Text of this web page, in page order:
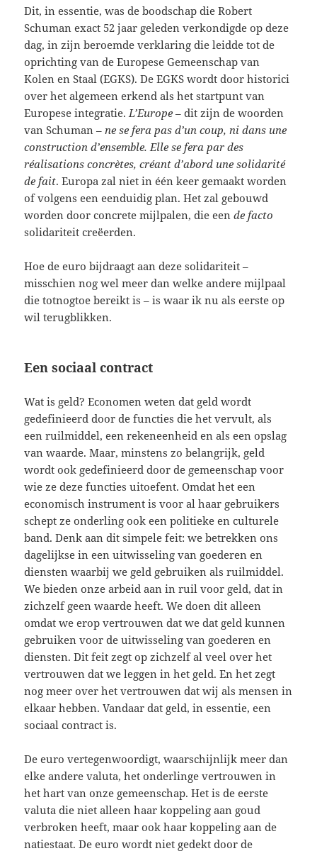
Dit, in essentie, was de boodschap die Robert
Schuman exact 52 jaar geleden verkondigde op deze
dag, in zijn beroemde verklaring die leidde tot de
oprichting van de Europese Gemeenschap van
Kolen en Staal (EGKS). De EGKS wordt door historici
over het algemeen erkend als het startpunt van
Europese integratie. L’Europe – dit zijn de woorden
van Schuman – ne se fera pas d’un coup, ni dans une
construction d’ensemble. Elle se fera par des
réalisations concrètes, créant d’abord une solidarité
de fait. Europa zal niet in één keer gemaakt worden
of volgens een eenduidig plan. Het zal gebouwd
worden door concrete mijlpalen, die eende facto
solidariteit creëerden.
Hoe de euro bijdraagt aan deze solidariteit –
misschien nog wel meer dan welke andere mijlpaal
die totnogtoe bereikt is – is waar ik nu als eerste op
wil terugblikken.
Een sociaal contract
Wat is geld? Economen weten dat geld wordt
gedefinieerd door de functies die het vervult, als
een ruilmiddel, een rekeneenheid en als een opslag
van waarde. Maar, minstens zo belangrijk, geld
wordt ook gedefinieerd door de gemeenschap voor
wie ze deze functies uitoefent. Omdat het een
economisch instrument is voor al haar gebruikers
schept ze onderling ook een politieke en culturele
band. Denk aan dit simpele feit: we betrekken ons
dagelijkse in een uitwisseling van goederen en
diensten waarbij we geld gebruiken als ruilmiddel.
We bieden onze arbeid aan in ruil voor geld, dat in
zichzelf geen waarde heeft. We doen dit alleen
omdat we erop vertrouwen dat we dat geld kunnen
gebruiken voor de uitwisseling van goederen en
diensten. Dit feit zegt op zichzelf al veel over het
vertrouwen dat we leggen in het geld. En het zegt
nog meer over het vertrouwen dat wij als mensen in
elkaar hebben. Vandaar dat geld, in essentie, een
sociaal contract is.
De euro vertegenwoordigt, waarschijnlijk meer dan
elke andere valuta, het onderlinge vertrouwen in
het hart van onze gemeenschap. Het is de eerste
valuta die niet alleen haar koppeling aan goud
verbroken heeft, maar ook haar koppeling aan de
natiestaat. De euro wordt niet gedekt door de